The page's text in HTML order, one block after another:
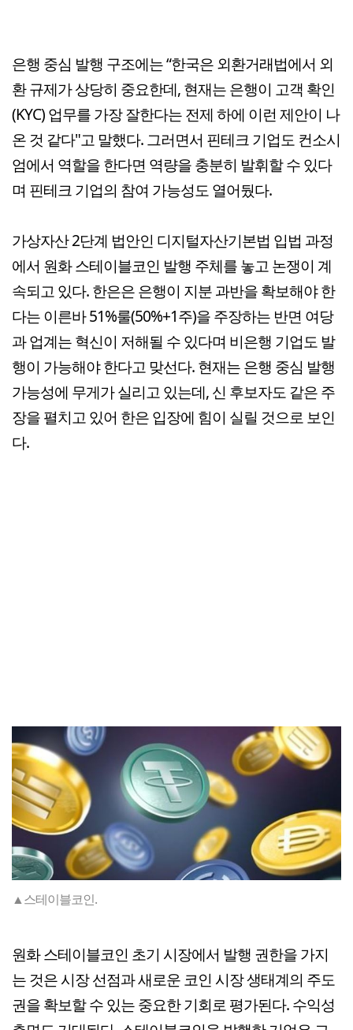
은행 중심 발행 구조에는 “한국은 외환거래법에서 외
환 규제가 상당히 중요한데, 현재는 은행이 고객 확인
(KYC) 업무를 가장 잘한다는 전제 하에 이런 제안이 나
온 것 같다"고 말했다. 그러면서 핀테크 기업도 컨소시
엄에서 역할을 한다면 역량을 충분히 발휘할 수 있다
며 핀테크 기업의 참여 가능성도 열어뒀다.
가상자산 2단계 법안인 디지털자산기본법 입법 과정
에서 원화 스테이블코인 발행 주체를 놓고 논쟁이 계
속되고 있다. 한은은 은행이 지분 과반을 확보해야 한
다는 이른바 51%룰(50%+1주)을 주장하는 반면 여당
과 업계는 혁신이 저해될 수 있다며 비은행 기업도 발
행이 가능해야 한다고 맞선다. 현재는 은행 중심 발행
가능성에 무게가 실리고 있는데, 신 후보자도 같은 주
장을 펼치고 있어 한은 입장에 힘이 실릴 것으로 보인
다.
▲스테이블코인.
원화 스테이블코인 초기 시장에서 발행 권한을 가지
는 것은 시장 선점과 새로운 코인 시장 생태계의 주도
권을 확보할 수 있는 중요한 기회로 평가된다. 수익성